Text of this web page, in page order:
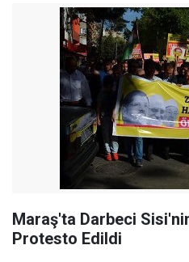
Maraş'ta Darbeci
Protesto Edildi